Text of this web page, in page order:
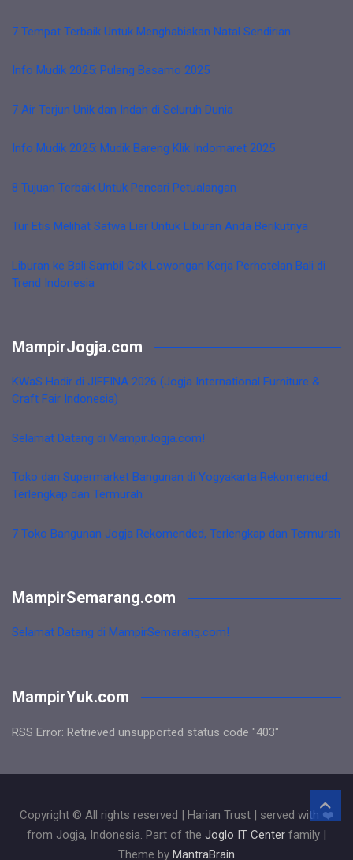
7 Tempat Terbaik Untuk Menghabiskan Natal Sendirian
Info Mudik 2025: Pulang Basamo 2025
7 Air Terjun Unik dan Indah di Seluruh Dunia
Info Mudik 2025: Mudik Bareng Klik Indomaret 2025
8 Tujuan Terbaik Untuk Pencari Petualangan
Tur Etis Melihat Satwa Liar Untuk Liburan Anda Berikutnya
Liburan ke Bali Sambil Cek Lowongan Kerja Perhotelan Bali di
Trend Indonesia
MampirJogja.com
KWaS Hadir di JIFFINA 2026 (Jogja International Furniture &
Craft Fair Indonesia)
Selamat Datang di MampirJogja.com!
Toko dan Supermarket Bangunan di Yogyakarta Rekomended,
Terlengkap dan Termurah
7 Toko Bangunan Jogja Rekomended, Terlengkap dan Termurah
MampirSemarang.com
Selamat Datang di MampirSemarang.com!
MampirYuk.com
RSS Error: Retrieved unsupported status code "403"
Copyright © All rights reserved | Harian Trust | served with ❤️
from Jogja, Indonesia. Part of the Joglo IT Center family |
Theme by MantraBrain